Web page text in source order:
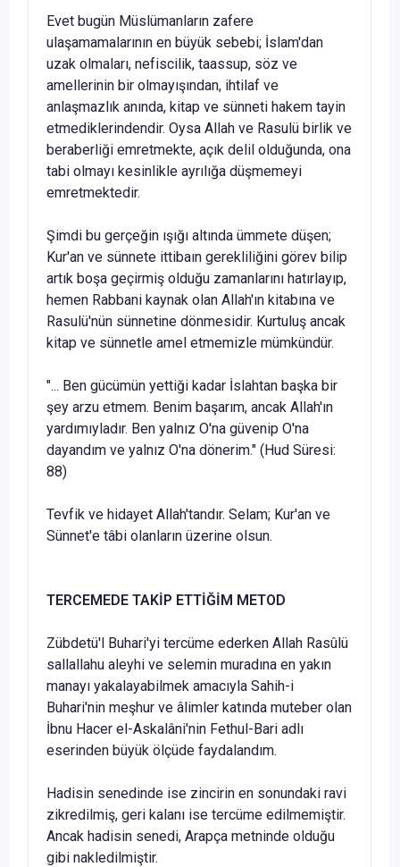
Evet bugün Müslümanların zafere
ulaşamamalarının en büyük se­bebi; İslam'dan
uzak olmaları, nefiscilik, taassup, söz ve
amellerinin bir olmayışından, ihtilaf ve
anlaşmazlık anında, kitap ve sünneti hakem tayin
etmediklerindendir. Oysa Allah ve Rasulü birlik ve
beraberliği emretmek­te, açık delil olduğunda, ona
tabi olmayı kesinlikle ayrılığa düşmemeyi
emretmektedir.
Şimdi bu gerçeğin ışığı altında ümmete düşen;
Kur'an ve sünnete ittibaın gerekliliğini görev bilip
artık boşa geçirmiş olduğu zamanlarını hatırlayıp,
hemen Rabbani kaynak olan Allah'ın kitabına ve
Rasulü'nün sünnetine dönmesidir. Kurtuluş ancak
kitap ve sünnetle amel etmemizle mümkündür.
"... Ben gücümün yettiği kadar İslahtan başka bir
şey arzu etmem. Benim başarım, ancak Allah'ın
yardımıyladır. Ben yalnız O'na güvenip O'na
dayandım ve yalnız O'na dönerim." (Hud Süresi:
88)
Tevfik ve hidayet Allah'tandır. Selam; Kur'an ve
Sünnet'e tâbi olanla­rın üzerine olsun.
TERCEMEDE TAKİP ETTİĞİM METOD
Zübdetü'l Buhari'yi tercüme ederken Allah Rasûlü
sallallahu aleyhi ve selemin muradına en yakın
manayı yakalayabilmek amacıyla Sahih-i
Buhari'nin meşhur ve âlimler katında muteber olan
İbnu Hacer el-Askalâni'nin Fethul-Bari adlı
eserinden büyük ölçüde faydalandım.
Hadisin senedinde ise zincirin en sonundaki ravi
zikredilmiş, geri kalanı ise tercüme edilmemiştir.
Ancak hadisin senedi, Arapça metninde olduğu
gibi nakledilmiştir.